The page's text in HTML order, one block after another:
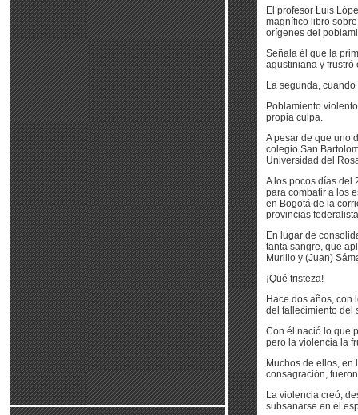
El profesor Luis
magnífico libro
orígenes del
Señala él que la
agustiniana y
La segunda,
Poblamiento
propia culpa.
A pesar de que uno
colegio San
Universidad del
A los pocos días del
para combatir a los
en Bogotá de la
provincias
En lugar de
tanta sangre, que
Murillo y (Juan)
¡Qué tristeza!
Hace dos años, con
del fallecimiento del
Con él nació lo que
pero la violencia la
Muchos de ellos, en
consagración,
La violencia creó,
subsanarse en el